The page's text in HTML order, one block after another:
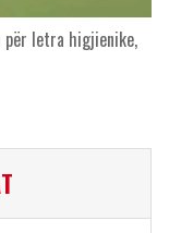
letra higjienike,